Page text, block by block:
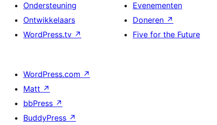
Ondersteuning
Ontwikkelaars
WordPress.tv ↗
Evenementen
Doneren ↗
Five for the Future
WordPress.com ↗
Matt ↗
bbPress ↗
BuddyPress ↗